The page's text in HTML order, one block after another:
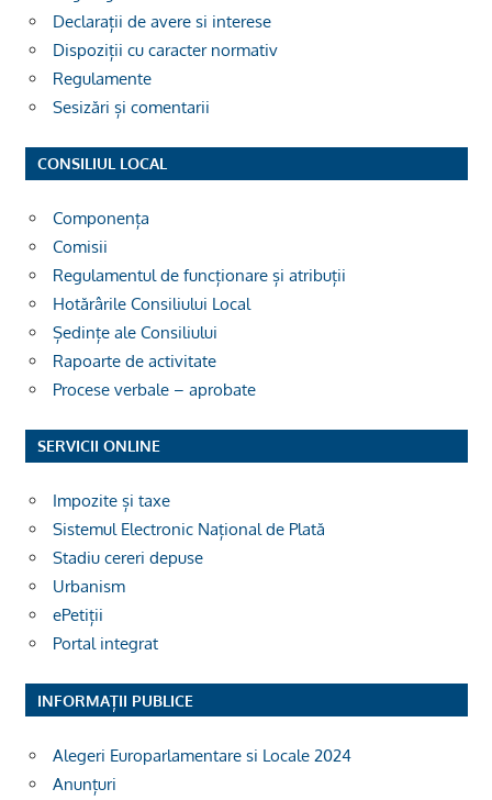
Declarații de avere si interese
Dispoziții cu caracter normativ
Regulamente
Sesizări și comentarii
CONSILIUL LOCAL
Componența
Comisii
Regulamentul de funcționare și atribuții
Hotărârile Consiliului Local
Ședințe ale Consiliului
Rapoarte de activitate
Procese verbale – aprobate
SERVICII ONLINE
Impozite și taxe
Sistemul Electronic Național de Plată
Stadiu cereri depuse
Urbanism
ePetiții
Portal integrat
INFORMAȚII PUBLICE
Alegeri Europarlamentare si Locale 2024
Anunțuri